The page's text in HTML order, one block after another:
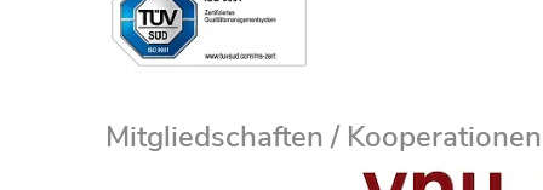
Mitgliedschaften / Kooperationen